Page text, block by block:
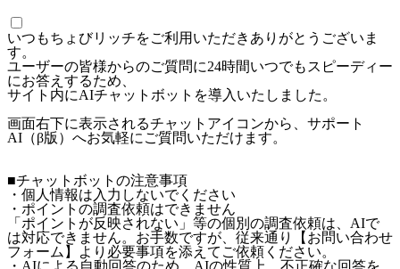
いつもちょびリッチをご利用いただきありがとうございま
す。
ユーザーの皆様からのご質問に24時間いつでもスピーディー
にお答えするため、
サイト内にAIチャットボットを導入いたしました。
画面右下に表示されるチャットアイコンから、サポート
AI（β版）へお気軽にご質問いただけます。
■チャットボットの注意事項
・個人情報は入力しないでください
・ポイントの調査依頼はできません
「ポイントが反映されない」等の個別の調査依頼は、AIで
は対応できません。お手数ですが、従来通り【お問い合わせ
フォーム】より必要事項を添えてご依頼ください。